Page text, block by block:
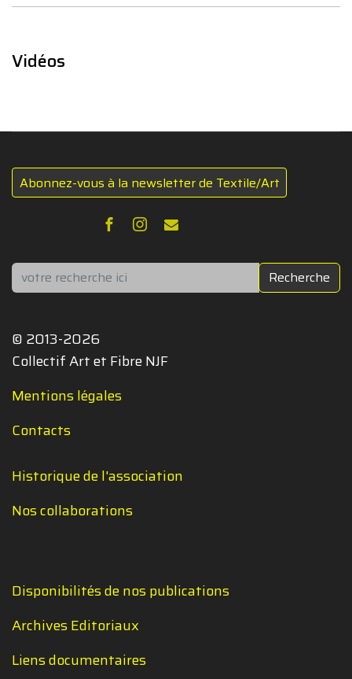
Vidéos
Abonnez-vous à la newsletter de Textile/Art
Rechercher Recherche
© 2013-2026
Collectif Art et Fibre NJF
Mentions légales
Contacts
Historique de l'association
Nos collaborations
Disponibilités de nos publications
Archives Editoriaux
Liens documentaires